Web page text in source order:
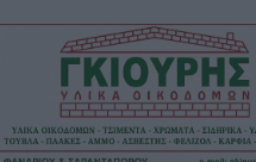
6 Αυγούστου 2026, 22:48
Σύγκρουση δύο τραμ στη
Γερμανία – Πάνω από 20
τραυματίες